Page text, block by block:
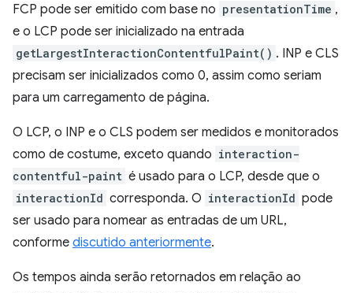
FCP pode ser emitido com base no presentationTime ,
e o LCP pode ser inicializado na entrada
getLargestInteractionContentfulPaint() . INP e CLS
precisam ser inicializados como 0, assim como seriam
para um carregamento de página.
O LCP, o INP e o CLS podem ser medidos e monitorados
como de costume, exceto quando interaction-
contentful-paint é usado para o LCP, desde que o
interactionId corresponda. O interactionId pode
ser usado para nomear as entradas de um URL,
conforme discutido anteriormente.
Os tempos ainda serão retornados em relação ao